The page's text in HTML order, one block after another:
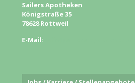
Sailers Apotheken
Königstraße 35
78628 Rottweil
E-Mail: